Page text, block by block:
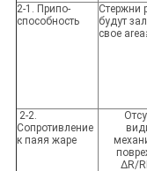
2-1. Припо-
способность
Стержни
будут
свое
2-2.
Сопротивление
к паяя жаре
ΔR/